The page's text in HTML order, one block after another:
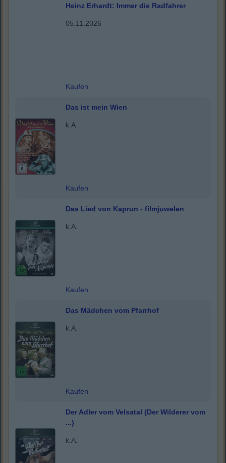
Heinz Erhardt: Immer die Radfahrer
05.11.2026
Kaufen
Das ist mein Wien
k.A.
Kaufen
Das Lied von Kaprun - filmjuwelen
k.A.
Kaufen
Das Mädchen vom Pfarrhof
k.A.
Kaufen
Der Adler vom Velsatal (Der Wilderer vom
...)
k.A.